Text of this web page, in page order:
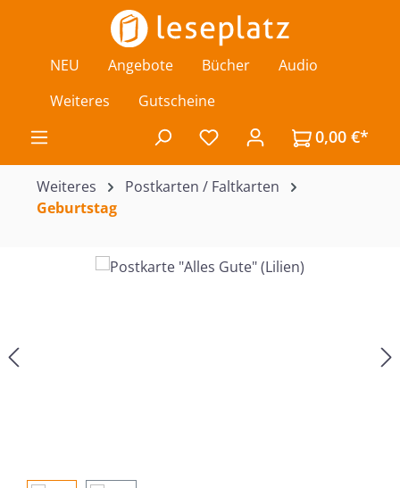
Zum Hauptinhalt springen
NEU Angebote Bücher
Audio
Weiteres
Gutscheine
Du hast 0 Produkte auf
0,00 €*
Weiteres
Postkarten / Faltkarten
Geburtstag
Bildergalerie überspringen